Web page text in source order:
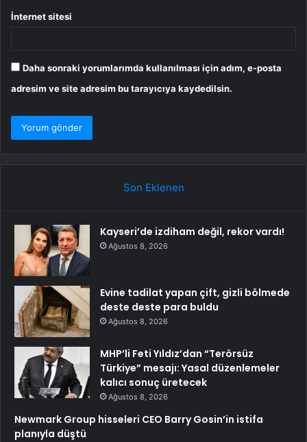
İnternet sitesi
Daha sonraki yorumlarımda kullanılması için adım, e-posta
adresim ve site adresim bu tarayıcıya kaydedilsin.
Son Eklenen
Kayseri’de izdiham değil, rekor vardı!
Ağustos 8, 2026
Evine tadilat yapan çift, gizli bölmede
deste deste para buldu
Ağustos 8, 2026
MHP’li Feti Yıldız’dan “Terörsüz
Türkiye” mesajı: Yasal düzenlemeler
kalıcı sonuç üretecek
Ağustos 8, 2026
Newmark Group hisseleri CEO Barry Gosin’in istifa
planıyla düştü